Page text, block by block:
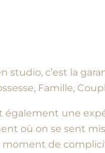
studio, c’est la
Famille,
également une
où on se sent
moment de